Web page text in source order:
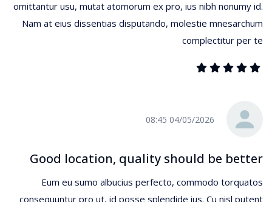
omittantur usu, mutat atomorum ex pro, ius nibh nonumy id.
Nam at eius dissentias disputando, molestie mnesarchum
complectitur per te
04/05/2026 08:45
Good location, quality should be better
Eum eu sumo albucius perfecto, commodo torquatos
consequuntur pro ut, id posse splendide ius. Cu nisl putent